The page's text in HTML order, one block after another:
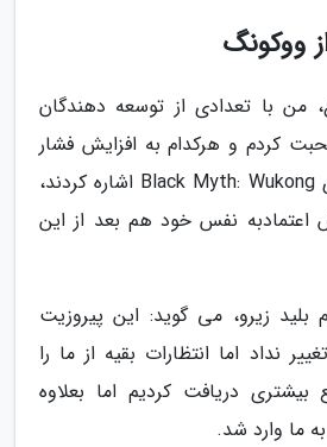
ووکونگ
من با تعدادی از توسعه دهندگان
کردم و هرکدام به افزایش فشار
ناشی از پیروزیت بازی Black Myth: Wukong اشاره کردند،
اعتمادبه نفس خود هم بعد از این
بلید زیرو، می گوید: این پیروزیت
نداد اما انتظارات بقیه از ما را
بیشتری دریافت کردیم اما بعلاوه
ما وارد شد.